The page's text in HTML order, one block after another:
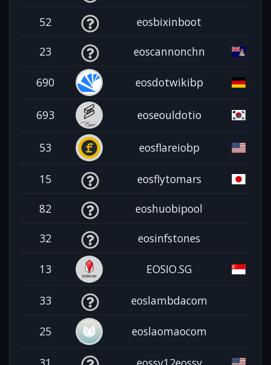
52 eosbixinboot
23 eoscannonchn
690 eosdotwikibp
693 eoseouldotio
53 eosflareiobp
15 eosflytomars
82 eoshuobipool
32 eosinfstones
13 EOSIO.SG
33 eoslambdacom
25 eoslaomaocom